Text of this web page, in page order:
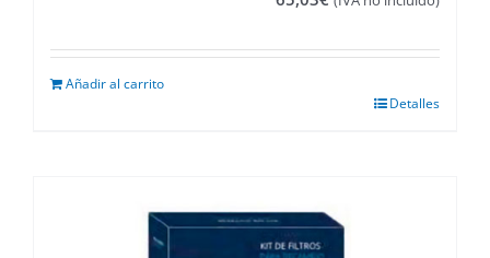
Añadir al carrito
Detalles